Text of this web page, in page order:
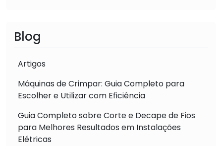
Blog
Artigos
Máquinas de Crimpar: Guia Completo para
Escolher e Utilizar com Eficiência
Guia Completo sobre Corte e Decape de Fios
para Melhores Resultados em Instalações
Elétricas